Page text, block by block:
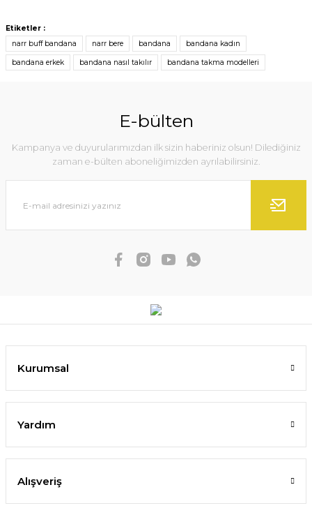
Etiketler :
narr buff bandana
narr bere bandana bandana kadın
bandana erkek bandana nasıl takılır bandana takma modelleri
E-bülten
Kampanya ve duyurularımızdan ilk sizin haberiniz olsun! Dilediğiniz
zaman e-bülten aboneliğimizden ayrılabilirsiniz.
Kurumsal
Yardım
Alışveriş